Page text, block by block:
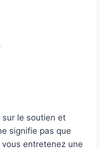
le soutien et
signifie pas que
entretenez une